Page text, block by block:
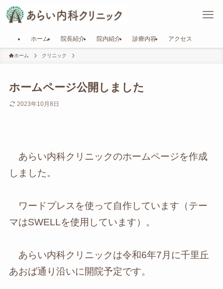
ホーム 院長紹介 院内紹介 診療内容 アクセス
ホーム クリニック
ホームページ公開しました
2023年10月8日
あらい内科クリニックのホームページを作成
しました。
ワードプレスを使って自作しています（テー
マはSWELLを使用しています）。
あらい内科クリニックは令和6年7月に千里丘
あおば通り沿いに開院予定です。